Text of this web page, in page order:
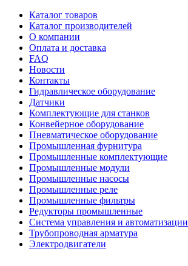
Каталог товаров
Каталог производителей
О компании
Оплата и доставка
FAQ
Новости
Контакты
Гидравлическое оборудование
Датчики
Комплектующие для станков
Конвейерное оборудование
Пневматическое оборудование
Промышленная фурнитура
Промышленные комплектующие
Промышленные модули
Промышленные насосы
Промышленные реле
Промышленные фильтры
Редукторы промышленные
Система управления и автоматизации
Трубопроводная арматура
Электродвигатели